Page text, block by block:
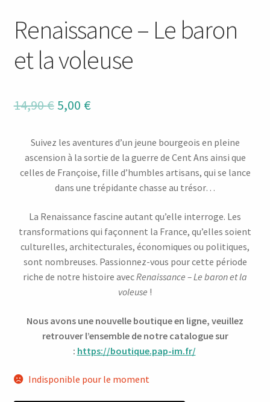
Renaissance – Le baron
et la voleuse
14,90€ Le
initial
était :
14,90 €.
5,00 €Le
actuel
est :
5,00 €.
Suivez les aventures d’un jeune bourgeois en pleine
ascension à la sortie de la guerre de Cent Ans ainsi que
celles de Françoise, fille d’humbles artisans, qui se lance
dans une trépidante chasse au trésor…
La Renaissance fascine autant qu’elle interroge. Les
transformations qui façonnent la France, qu’elles soient
culturelles, architecturales, économiques ou politiques,
sont nombreuses. Passionnez-vous pour cette période
riche de notre histoire avecRenaissance – Le baron et la
voleuse !
Nous avons une nouvelle boutique en ligne, veuillez
retrouver l’ensemble de notre catalogue sur
: https://boutique.pap-im.fr/
Indisponible pour le moment